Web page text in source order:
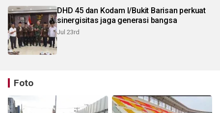
DHD 45 dan Kodam I/Bukit Barisan perkuat
sinergisitas jaga generasi bangsa
Jul 23rd
Foto